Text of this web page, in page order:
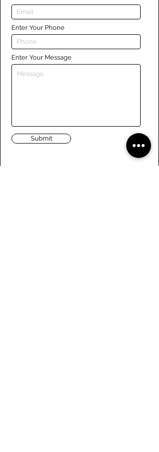
Enter Your Phone
Enter Your Message
Submit